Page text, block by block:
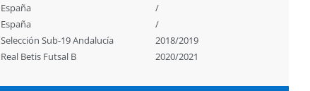
España
/
España
/
Selección Sub-19 Andalucía
2018/2019
Real Betis Futsal B 2020/2021